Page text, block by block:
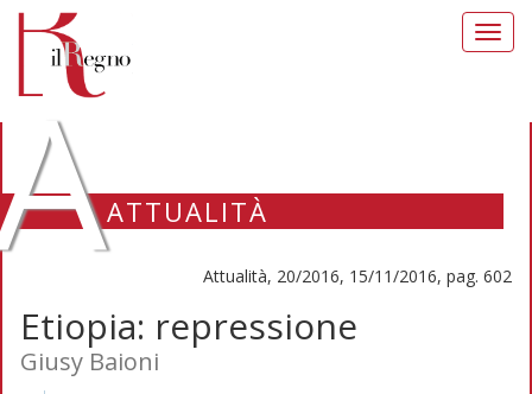
ATTUALITÀ
Attualità, 20/2016, 15/11/2016, pag. 602
Etiopia: repressione
Giusy Baioni